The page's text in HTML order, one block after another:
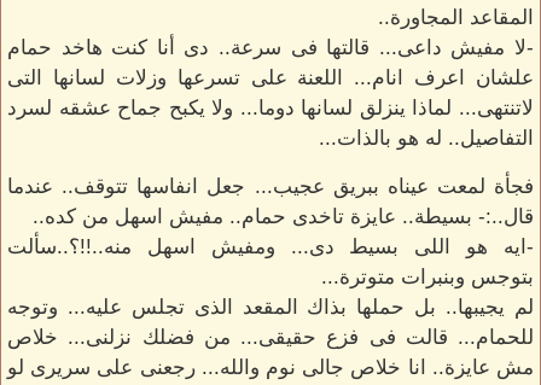
المقاعد المجاورة..
-لا مفيش داعى... قالتها فى سرعة.. دى أنا كنت هاخد حمام
علشان اعرف انام... اللعنة على تسرعها وزلات لسانها التى
لاتنتهى... لماذا ينزلق لسانها دوما... ولا يكبح جماح عشقه لسرد
التفاصيل.. له هو بالذات...
فجأة لمعت عيناه ببريق عجيب... جعل انفاسها تتوقف.. عندما
قال..:- بسيطة.. عايزة تاخدى حمام.. مفيش اسهل من كده..
-ايه هو اللى بسيط دى... ومفيش اسهل منه..!!؟..سألت
بتوجس وبنبرات متوترة...
لم يجيبها.. بل حملها بذاك المقعد الذى تجلس عليه... وتوجه
للحمام... قالت فى فزع حقيقى... من فضلك نزلنى... خلاص
مش عايزة.. انا خلاص جالى نوم والله... رجعنى على سريرى لو